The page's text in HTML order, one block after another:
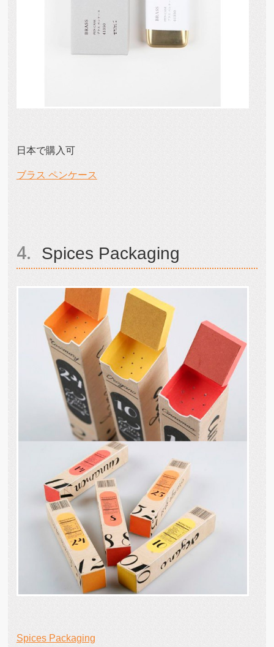
日本で購入可
ブラス ペンケース
Spices Packaging
Spices Packaging